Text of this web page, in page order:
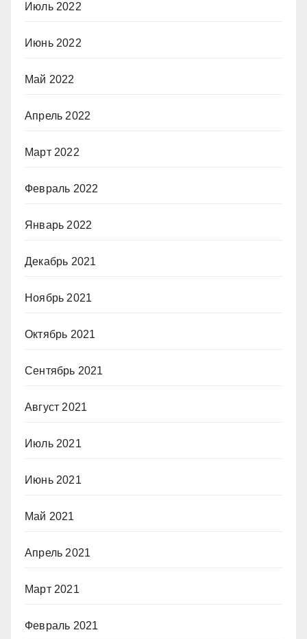
Июль 2022
Июнь 2022
Май 2022
Апрель 2022
Март 2022
Февраль 2022
Январь 2022
Декабрь 2021
Ноябрь 2021
Октябрь 2021
Сентябрь 2021
Август 2021
Июль 2021
Июнь 2021
Май 2021
Апрель 2021
Март 2021
Февраль 2021